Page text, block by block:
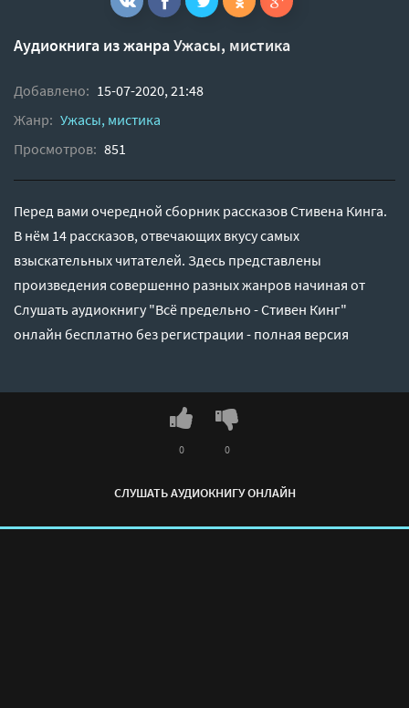
Аудиокнига из жанраУжасы, мистика
Добавлено: 15-07-2020, 21:48
Жанр: Ужасы, мистика
Просмотров: 851
Перед вами очередной сборник рассказов Стивена Кинга.
В нём 14 рассказов, отвечающих вкусу самых
взыскательных читателей. Здесь представлены
произведения совершенно разных жанров начиная от
Слушать аудиокнигу "Всё предельно - Стивен Кинг"
онлайн бесплатно без регистрации - полная версия
СЛУШАТЬ АУДИОКНИГУ ОНЛАЙН
0 0